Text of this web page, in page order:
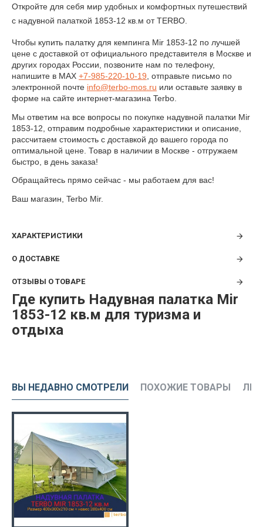
Откройте для себя мир удобных и комфортных путешествий
с надувной палаткой 1853-12 кв.м от TERBO.
Чтобы купить палатку для кемпинга Mir 1853-12 по лучшей
цене с доставкой от официального представителя в Москве и
других городах России, позвоните нам по телефону,
напишите в MAX +7-985-220-10-19 отправьте письмо по
электронной почте info@terbo-mos ru или оставьте заявку в
форме на сайте интернет-магазина Terbo.
Мы ответим на все вопросы по покупке надувной палатки Mir
1853-12 , отправим подробные характеристики и описание,
рассчитаем стоимость с доставкой до вашего города по
оптимальной цене. Товар в наличии в Москве - отгружаем
быстро, в день заказа!
Обращайтесь прямо сейчас - мы работаем для вас!
Ваш магазин, Terbo Mir.
ХАРАКТЕРИСТИКИ
О ДОСТАВКЕ
ОТЗЫВЫ О ТОВАРЕ
Где купить Надувная палатка Mir
1853-12 кв.м для туризма и
отдыха
ВЫ НЕДАВНО СМОТРЕЛИ ПОХОЖИЕ ТОВАРЫ